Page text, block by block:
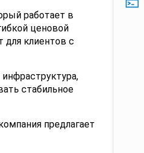
работает в
ценовой
клиентов с
стабильное
предлагает